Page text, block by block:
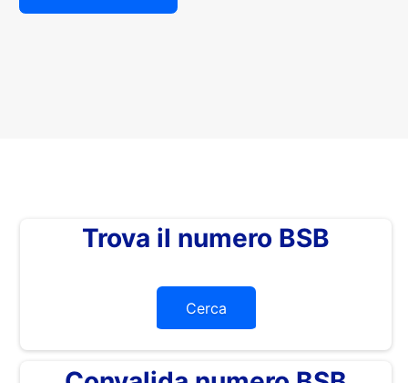
Trova il numero BSB
Cerca